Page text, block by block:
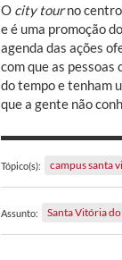
O city tourno centro
e é uma promoção
agenda das ações
com que as
do tempo e tenham
que a gente não
Tópico(s): campus santa
Assunto: Santa Vitória